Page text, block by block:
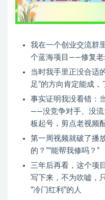
我在一个创业交流群
个蓝海项目——修复老
当时我手里正没合适
足”的方向肯定能成
事实证明我没看错：
——没竞争对手、没流
板起号，剪点老视频
第一周视频就破了播
的？”“能帮我修吗？”
三年后再看，这个项
写下来，不为吹嘘，
“冷门红利”的人